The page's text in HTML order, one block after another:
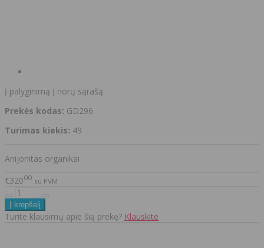
Į palyginimą Į norų sąrašą
Prekės kodas: GD296
Turimas kiekis: 49
Anijonitas organikai
€32000 su PVM
Turite klausimų apie šią prekę? Klauskite